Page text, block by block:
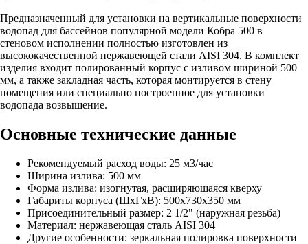
Предназначенный для установки на вертикальные поверхности
водопад для бассейнов популярной модели Кобра 500 в
стеновом исполнении полностью изготовлен из
высококачественной нержавеющей стали AISI 304. В комплект
изделия входит полированный корпус с изливом шириной 500
мм, а также закладная часть, которая монтируется в стену
помещения или специально построенное для установки
водопада возвышение.
Основные технические данные
Рекомендуемый расход воды: 25 м3/час
Ширина излива: 500 мм
Форма излива: изогнутая, расширяющаяся кверху
Габариты корпуса (ШхГхВ): 500х730х350 мм
Присоединительный размер: 2 1/2" (наружная резьба)
Материал: нержавеющая сталь AISI 304
Другие особенности: зеркальная полировка поверхности